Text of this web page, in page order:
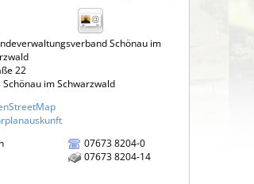
Schönau im
22
Schönau im Schwarzwald
07673 8204-0
07673 8204-14